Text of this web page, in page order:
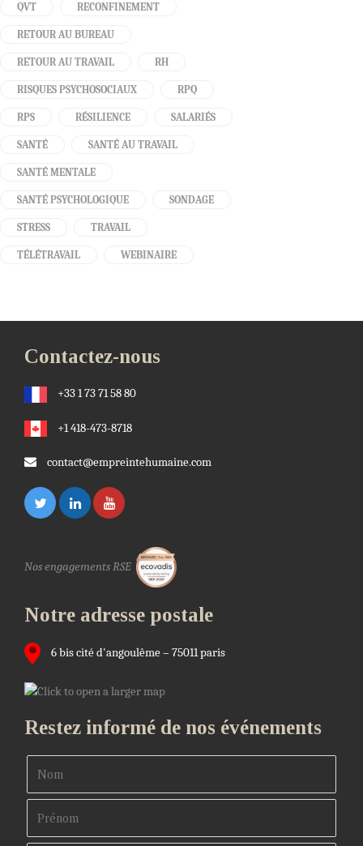
QVT RECONFINEMENT
RETOUR AU BUREAU
RETOUR AU TRAVAIL RH
RISQUES PSYCHOSOCIAUX RPQ
RPS RÉSILIENCE SALARIÉS
SANTÉ SANTÉ AU TRAVAIL
SANTÉ MENTALE
SANTÉ PSYCHOLOGIQUE SONDAGE
STRESS TRAVAIL
TÉLÉTRAVAIL WEBINAIRE
Contactez-nous
+33 1 73 71 58 80
+1 418-473-8718
contact@empreintehumaine.com
Nos engagements RSE
Notre adresse postale
6 bis cité d'angoulême – 75011 paris
Restez informé de nos événements